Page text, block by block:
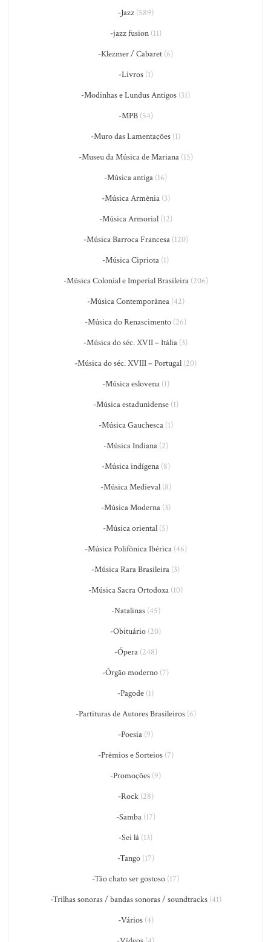
-Jazz(589)
-jazz fusion(11)
-Klezmer / Cabaret (6)
-Livros(1)
-Modinhas e Lundus Antigos (31)
-MPB(54)
-Muro das Lamentações (1)
-Museu da Música de Mariana(15)
-Música antiga (16)
-Música Armênia(3)
-Música Armorial(12)
-Música Barroca Francesa(120)
-Música Cipriota (1)
-Música Colonial e Imperial Brasileira(206)
-Música Contemporânea(42)
-Música do Renascimento (26)
-Música do séc. XVII – Itália (3)
-Música do séc. XVIII – Portugal (20)
-Música eslovena(1)
-Música estadunidense(1)
-Música Gauchesca(1)
-Música Indiana(2)
-Música indígena(8)
-Música Medieval(8)
-Música Moderna(3)
-Música oriental (5)
-Música Polifônica Ibérica(46)
-Música Rara Brasileira (3)
-Música Sacra Ortodoxa (10)
-Natalinas(45)
-Obituário (20)
-Ópera(248)
-Órgão moderno (7)
-Pagode (1)
-Partituras de Autores Brasileiros(6)
-Poesia (9)
-Prêmios e Sorteios(7)
-Promoções (9)
-Rock(28)
-Samba(17)
-Sei lá (13)
-Tango(17)
-Tão chato ser gostoso (17)
-Trilhas sonoras / bandas sonoras / soundtracks(41)
-Vários(4)